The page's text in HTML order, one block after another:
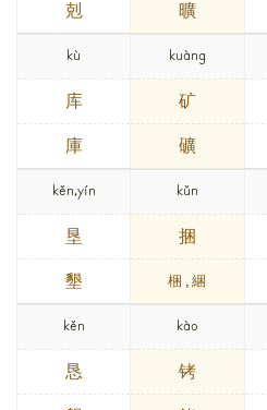
剋 曠
kù
库
庫
kuàng
矿
礦
kěn,yín
垦
墾
kǔn
捆
梱 ,綑
kěn
恳
kào
铐